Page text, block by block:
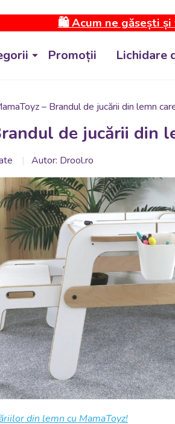
🛍️ Acum ne găsești și
Promoții Lichidare
– Brandul de jucării din lemn
de jucării din
Autor: Drool.ro
din lemn cu MamaToyz!